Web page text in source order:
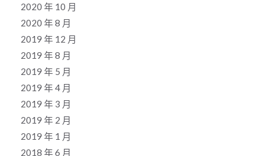
2020 年 10 月
2020 年 8 月
2019 年 12 月
2019 年 8 月
2019 年 5 月
2019 年 4 月
2019 年 3 月
2019 年 2 月
2019 年 1 月
2018 年 6 月